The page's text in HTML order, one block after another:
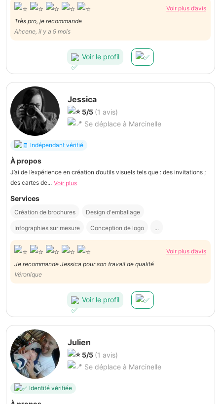
Voir plus d’avis
Très pro, je recommande
Ahcene, il y a 9 mois
Voir le profil
Jessica
5/5 (1 avis)
Se déplace à Marcinelle
Indépendant vérifié
À propos
J’ai de l’expérience en création d’outils visuels tels que : des invitations ;
des cartes de... Voir plus
Services
Création de brochures Design d'emballage
Infographies sur mesure Conception de logo ...
Voir plus d’avis
Je recommande Jessica pour son travail de qualité
Véronique
Voir le profil
Julien
5/5 (1 avis)
Se déplace à Marcinelle
Identité vérifiée